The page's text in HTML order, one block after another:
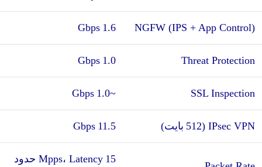
NGFW (IPS + App Control)
1.6 Gbps
Threat Protection
1.0 Gbps
SSL Inspection
~1.0 Gbps
IPsec VPN (512 بایت) 11.5 Gbps
15 Mpps، Latency حدود